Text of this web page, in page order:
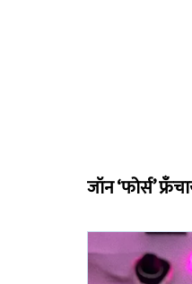
जॉन ‘फोर्स’